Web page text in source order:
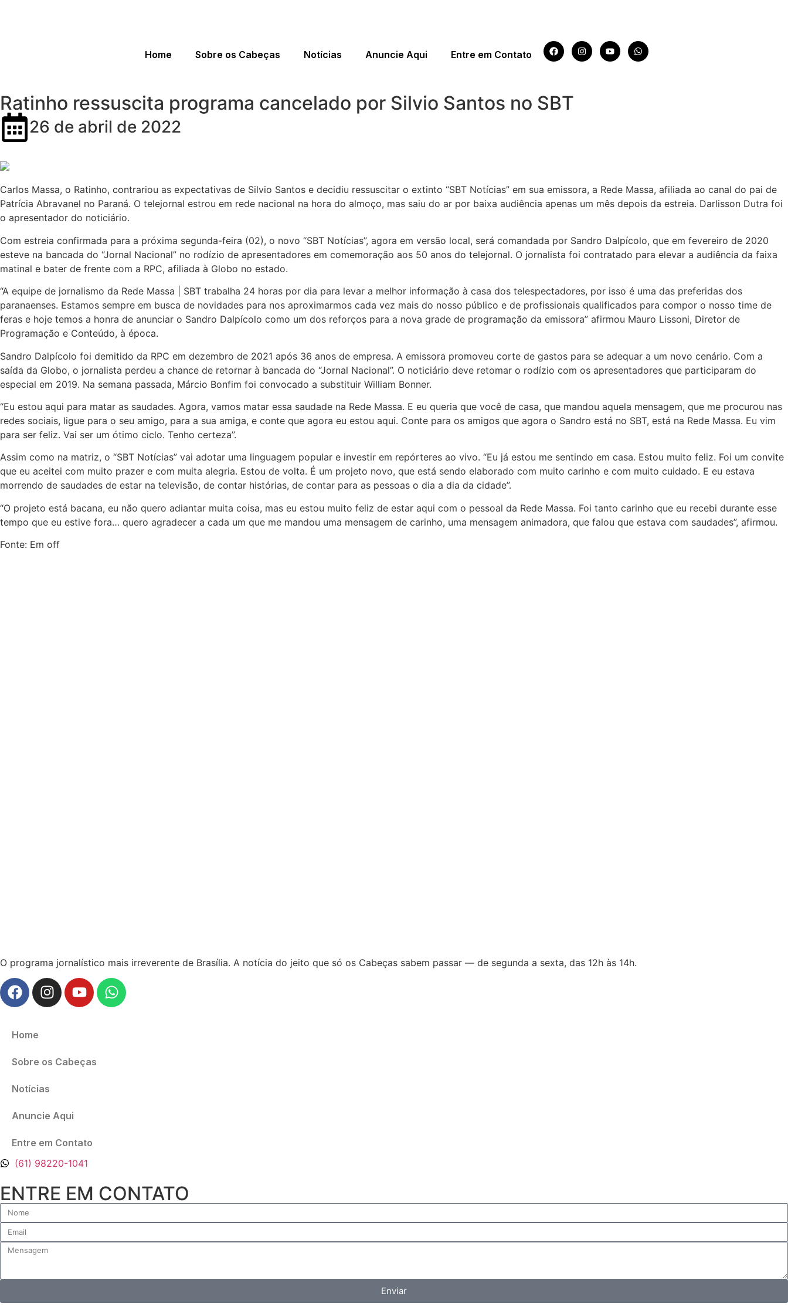
Home Sobre os Cabeças Notícias Anuncie Aqui Entre em Contato
Ratinho ressuscita programa cancelado por Silvio Santos no SBT
26 de abril de 2022
Carlos Massa, o Ratinho, contrariou as expectativas de Silvio Santos e decidiu ressuscitar o extinto “SBT Notícias” em sua emissora, a Rede Massa, afiliada ao canal do pai de
Patrícia Abravanel no Paraná. O telejornal estrou em rede nacional na hora do almoço, mas saiu do ar por baixa audiência apenas um mês depois da estreia. Darlisson Dutra foi
o apresentador do noticiário.
Com estreia confirmada para a próxima segunda-feira (02), o novo “SBT Notícias”, agora em versão local, será comandada por Sandro Dalpícolo, que em fevereiro de 2020
esteve na bancada do “Jornal Nacional” no rodízio de apresentadores em comemoração aos 50 anos do telejornal. O jornalista foi contratado para elevar a audiência da faixa
matinal e bater de frente com a RPC, afiliada à Globo no estado.
“A equipe de jornalismo da Rede Massa | SBT trabalha 24 horas por dia para levar a melhor informação à casa dos telespectadores, por isso é uma das preferidas dos
paranaenses. Estamos sempre em busca de novidades para nos aproximarmos cada vez mais do nosso público e de profissionais qualificados para compor o nosso time de
feras e hoje temos a honra de anunciar o Sandro Dalpícolo como um dos reforços para a nova grade de programação da emissora” afirmou Mauro Lissoni, Diretor de
Programação e Conteúdo, à época.
Sandro Dalpícolo foi demitido da RPC em dezembro de 2021 após 36 anos de empresa. A emissora promoveu corte de gastos para se adequar a um novo cenário. Com a
saída da Globo, o jornalista perdeu a chance de retornar à bancada do “Jornal Nacional”. O noticiário deve retomar o rodízio com os apresentadores que participaram do
especial em 2019. Na semana passada, Márcio Bonfim foi convocado a substituir William Bonner.
“Eu estou aqui para matar as saudades. Agora, vamos matar essa saudade na Rede Massa. E eu queria que você de casa, que mandou aquela mensagem, que me procurou nas
redes sociais, ligue para o seu amigo, para a sua amiga, e conte que agora eu estou aqui. Conte para os amigos que agora o Sandro está no SBT, está na Rede Massa. Eu vim
para ser feliz. Vai ser um ótimo ciclo. Tenho certeza”.
Assim como na matriz, o “SBT Notícias” vai adotar uma linguagem popular e investir em repórteres ao vivo. “Eu já estou me sentindo em casa. Estou muito feliz. Foi um convite
que eu aceitei com muito prazer e com muita alegria. Estou de volta. É um projeto novo, que está sendo elaborado com muito carinho e com muito cuidado. E eu estava
morrendo de saudades de estar na televisão, de contar histórias, de contar para as pessoas o dia a dia da cidade”.
“O projeto está bacana, eu não quero adiantar muita coisa, mas eu estou muito feliz de estar aqui com o pessoal da Rede Massa. Foi tanto carinho que eu recebi durante esse
tempo que eu estive fora… quero agradecer a cada um que me mandou uma mensagem de carinho, uma mensagem animadora, que falou que estava com saudades”, afirmou.
Fonte: Em off
O programa jornalístico mais irreverente de Brasília. A notícia do jeito que só os Cabeças sabem passar — de segunda a sexta, das 12h às 14h.
Home
Sobre os Cabeças
Notícias
Anuncie Aqui
Entre em Contato
(61) 98220-1041
ENTRE EM CONTATO
Enviar